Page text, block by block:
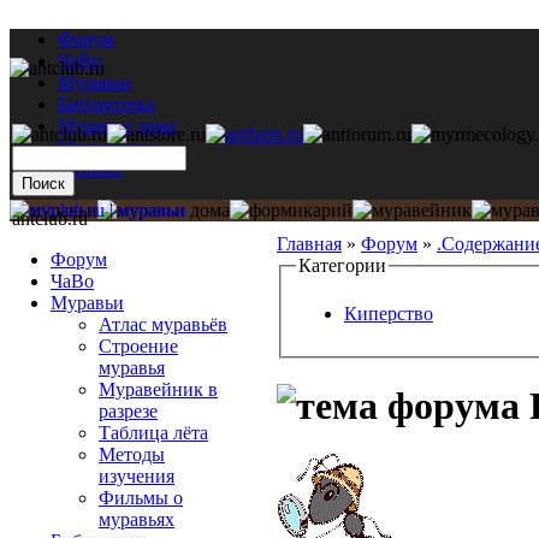
Форум
ЧаВо
Муравьи
Библиотека
Муравьи дома
Мастерская
Каталог
Главная » Форум »
Категории
Киперство
antclub.ru
Форум
ЧаВо
Муравьи
Атлас муравьёв
Строение
муравья
Муравейник в
разрезе
Таблица лёта
Методы
изучения
Фильмы о
муравьях